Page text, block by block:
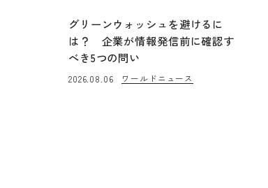
グリーンウォッシュを避けるに
は？ 企業が情報発信前に確認す
べき5つの問い
2026.08.06 ワールドニュース